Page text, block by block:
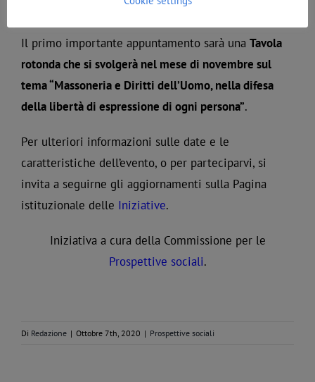
Il primo importante appuntamento sarà una Tavola
rotonda che si svolgerà nel mese di novembre sul
tema “Massoneria e Diritti dell’Uomo, nella difesa
della libertà di espressione di ogni persona”.
Per ulteriori informazioni sulle date e le
caratteristiche dell’evento, o per parteciparvi, si
invita a seguirne gli aggiornamenti sulla Pagina
istituzionale delle Iniziative.
Iniziativa a cura della Commissione per le
Prospettive sociali.
Di Redazione | Ottobre 7th, 2020 | Prospettive sociali